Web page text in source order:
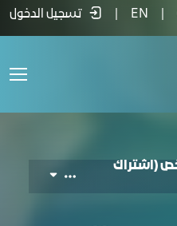
(اشتراك EN تسجيل الدخول
(اشتراك